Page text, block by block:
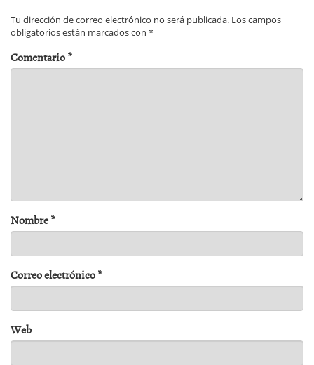
Tu dirección de correo electrónico no será publicada. Los campos
obligatorios están marcados con *
Comentario*
Nombre*
Correo electrónico*
Web